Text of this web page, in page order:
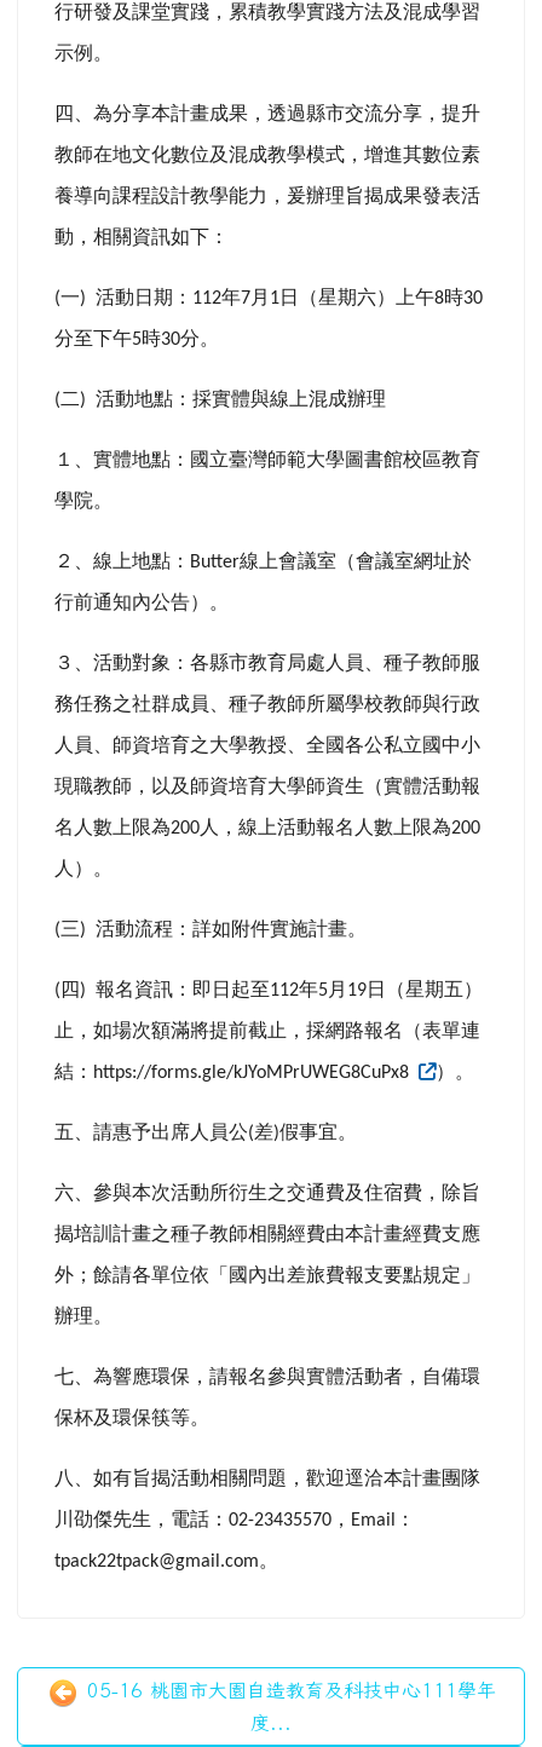
行研發及課堂實踐，累積教學實踐方法及混成學習
示例。
四、為分享本計畫成果，透過縣市交流分享，提升
教師在地文化數位及混成教學模式，增進其數位素
養導向課程設計教學能力，爰辦理旨揭成果發表活
動，相關資訊如下：
(一) 活動日期： 112年7月 1日（星期六）上午8時30
分至下午5時30分。
(二) 活動地點：採實體與線上混成辦理
１、實體地點：國立臺灣師範大學圖書館校區教育
學院。
２、線上地點： Butter線上會議室（會議室網址於
行前通知內公告）。
３、活動對象：各縣市教育局處人員、種子教師服
務任務之社群成員、種子教師所屬學校教師與行政
人員、師資培育之大學教授、全國各公私立國中小
現職教師，以及師資培育大學師資生（實體活動報
名人數上限為200人，線上活動報名人數上限為200
人）。
(三) 活動流程：詳如附件實施計畫。
( 四) 報名資訊：即日起至112年5月 19日（星期五）
止，如場次額滿將提前截止，採網路報名（表單連
結： https://forms.gle/kJYoMPrUWEG8CuPx8 ）。
五、請惠予出席人員公(差)假事宜。
六、參與本次活動所衍生之交通費及住宿費，除旨
揭培訓計畫之種子教師相關經費由本計畫經費支應
外；餘請各單位依「國內出差旅費報支要點規定」
辦理。
七、為響應環保，請報名參與實體活動者，自備環
保杯及環保筷等。
八、如有旨揭活動相關問題，歡迎逕洽本計畫團隊
川劭傑先生，電話： 02-23435570 ， Email ：
tpack22tpack@gmail.com。
05-16 桃園市大園自造教育及科技中心111學年
度...